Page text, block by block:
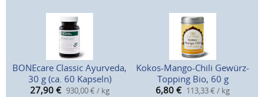
BONEcare Classic Ayurveda,
30 g (ca. 60 Kapseln)
27,90 € 930,00 € / kg
Kokos-Mango-Chili Gewürz-
Topping Bio, 60 g
6,80 € 113,33 € / kg